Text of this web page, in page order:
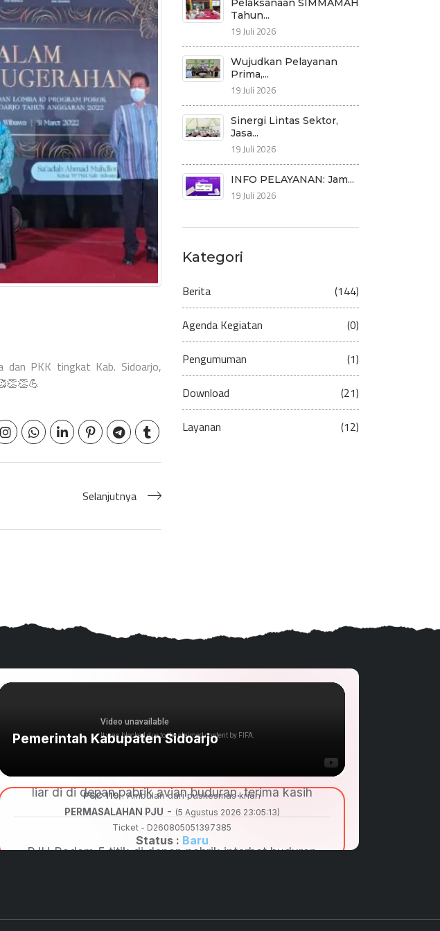
dan PKK tingkat Kab. Sidoarjo,
Selanjutnya
Pelaksanaan SIMMAMAH
Tahun...
19 Juli 2026
Wujudkan Pelayanan
Prima,...
19 Juli 2026
Sinergi Lintas Sektor,
Jasa...
19 Juli 2026
INFO PELAYANAN: Jam...
19 Juli 2026
Kategori
Berita (144)
Agenda Kegiatan (0)
Pengumuman (1)
Download (21)
Layanan (12)